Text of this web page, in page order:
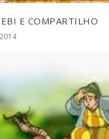
E COMPARTILHO